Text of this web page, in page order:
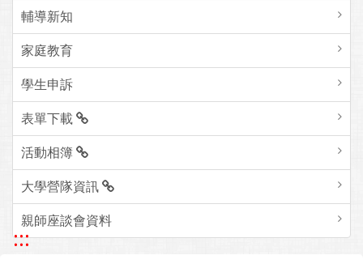
輔導新知
家庭教育
學生申訴
表單下載
活動相簿
大學營隊資訊
親師座談會資料
:::